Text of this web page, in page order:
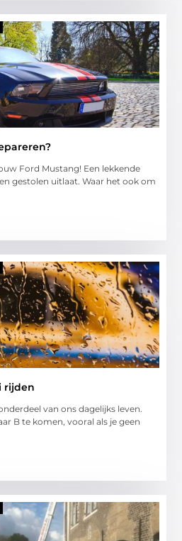
Ford Mustang! Een lekkende
gestolen uitlaat. Waar het ook om
rijden
van ons dagelijks leven.
B te komen, vooral als je geen